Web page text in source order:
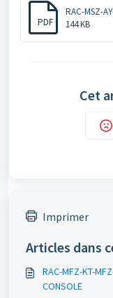
PDF
RAC-MSZ-
144 KB
Cet
Imprimer
Articles dans
RAC-MFZ-KT-
CONSOLE